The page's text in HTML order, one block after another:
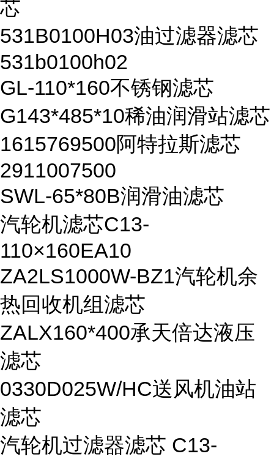
芯
531B0100H03油过滤器滤芯
531b0100h02
GL-110*160不锈钢滤芯
G143*485*10稀油润滑站滤芯
1615769500阿特拉斯滤芯
2911007500
SWL-65*80B润滑油滤芯
汽轮机滤芯C13-
110×160EA10
ZA2LS1000W-BZ1汽轮机余
热回收机组滤芯
ZALX160*400承天倍达液压
滤芯
0330D025W/HC送风机油站
滤芯
汽轮机过滤器滤芯 C13-